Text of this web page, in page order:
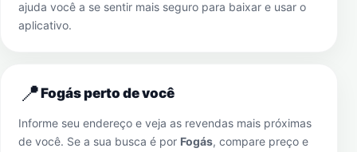
ajuda você a se sentir mais seguro para baixar e usar o
aplicativo.
📍Fogás perto de você
Informe seu endereço e veja as revendas mais próximas
de você. Se a sua busca é por Fogás, compare preço e